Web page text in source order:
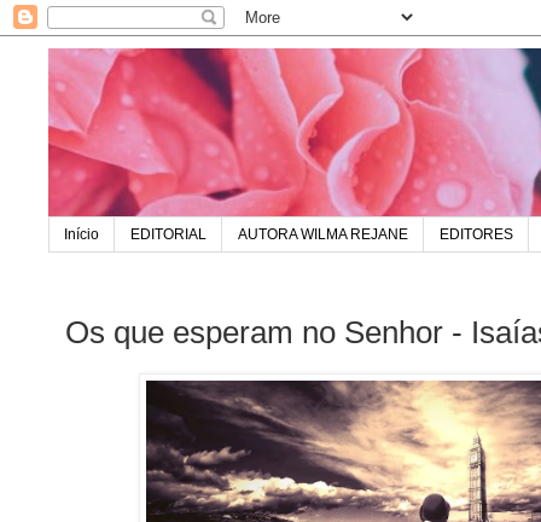
Início EDITORIAL AUTORA WILMA REJANE EDITORES
Os que esperam no Senhor -